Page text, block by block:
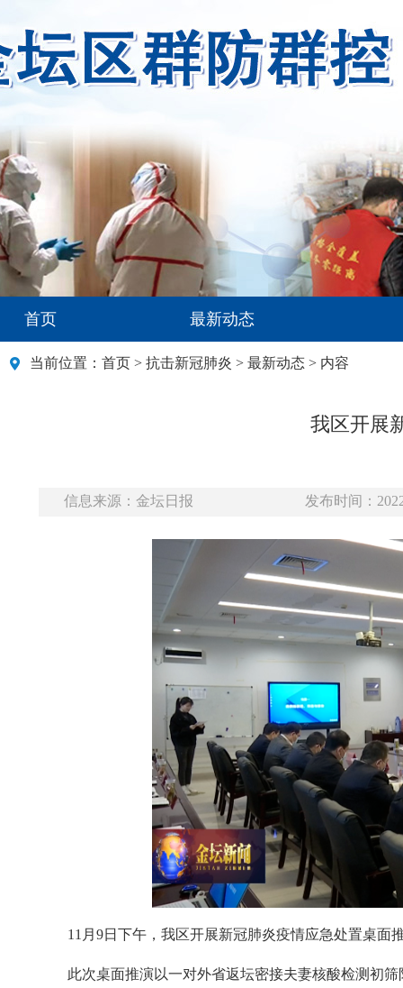
首页 最新动态
当前位置： 首页 > 抗击新冠肺炎 > 最新动态 > 内容
我区开展
信息来源：金坛日报 发布时间：
11月9日下午，我区开展新冠肺炎疫情应急处置桌
此次桌面推演以一对外省返坛密接夫妻核酸检测初